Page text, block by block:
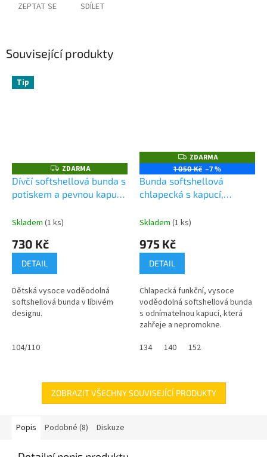
ZEPTAT SE SDÍLET
Související produkty
Tip
Z
D
A
R
M
ZDARMA
Dívčí softshellová bunda s
potiskem a pevnou kapucí,
růžová
Skladem (1 ks)
730 Kč
DETAIL
Dětská vysoce voděodolná
softshellová bunda v líbivém
designu.
104/110
Z
D
A
R
A
ZDARMA
1 050 Kč –7 %
Bunda softshellová
chlapecká s kapucí,
Skladem (1 ks)
975 Kč
DETAIL
Chlapecká funkční, vysoce
voděodolná softshellová bunda
s odnímatelnou kapucí, která
zahřeje a nepromokne.
134
140 152
ZOBRAZIT VŠECHNY SOUVISEJÍCÍ PRODUKTY
Popis Podobné (8) Diskuze